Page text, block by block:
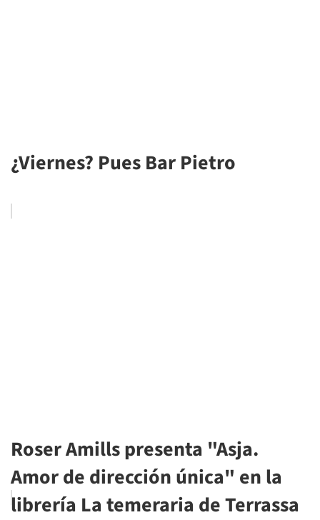
¿Viernes? Pues Bar Pietro
Roser Amills presenta "Asja.
Amor de dirección única" en la
librería La temeraria de Terrassa